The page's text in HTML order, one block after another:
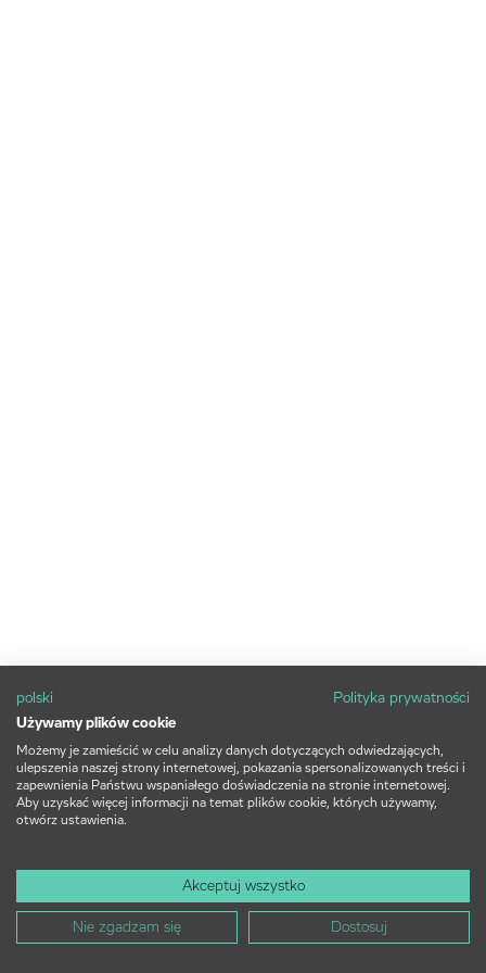
polski
Polityka prywatności
Używamy plików cookie
Możemy je zamieścić w celu analizy danych dotyczących odwiedzających,
ulepszenia naszej strony internetowej, pokazania spersonalizowanych treści i
zapewnienia Państwu wspaniałego doświadczenia na stronie internetowej.
Aby uzyskać więcej informacji na temat plików cookie, których używamy,
otwórz ustawienia.
Akceptuj wszystko
Nie zgadzam się Dostosuj